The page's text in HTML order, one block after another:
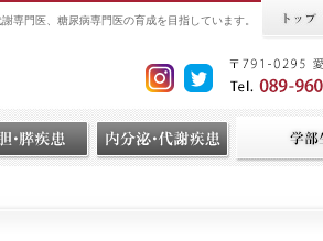
専門医、糖尿病専門医の育成を目指しています。